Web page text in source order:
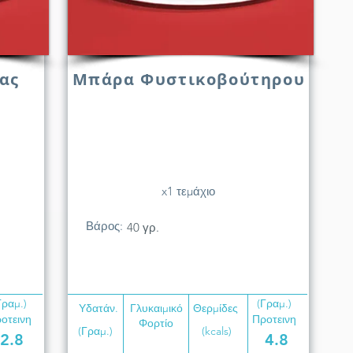
2.8
Μπάρα Φυστικοβούτηρου
x1 τεμάχιο
Βάρος: 40 γρ.
Υδατάν.
Γλυκαιμικό
Φορτίο
(Γραμ.)
Θερμίδες
(kcals)
Προτεινη
4.8
(Γραμ.)